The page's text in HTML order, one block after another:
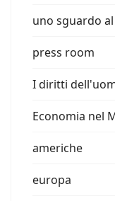
uno sguardo
press room
I diritti
Economia nel
americhe
europa